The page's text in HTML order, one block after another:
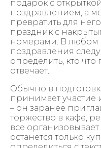
подарок с
поздравлением, а
превратить для
праздник с
номерами. В любом
поздравления
определить, кто что
отвечает.
Обычно в
принимает участие
– он заранее
торжество в кафе,
все
останется только